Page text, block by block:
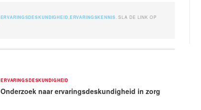
ERVARINGSDESKUNDIGHEID ERVARINGSKENNIS . SLA DE LINK OP
ERVARINGSDESKUNDIGHEID
Onderzoek naar ervaringsdeskundigheid in zorg